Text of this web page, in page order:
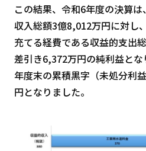
この結果、令和6年度の決算
収入総額3億8,012万円に対し
充てる経費である収益的支出
差引き6,372万円の純利益と
年度末の累積黒字（未処分利
円となりました。